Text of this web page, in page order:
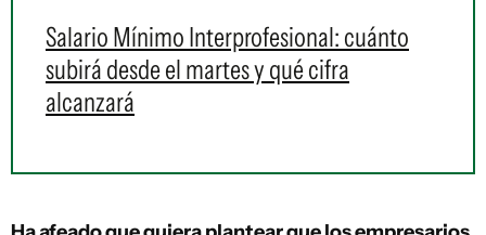
Salario Mínimo Interprofesional: cuánto
subirá desde el martes y qué cifra
alcanzará